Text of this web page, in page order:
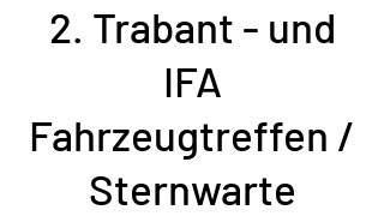
2. Trabant - und
IFA
Fahrzeugtreffen /
Sternwarte